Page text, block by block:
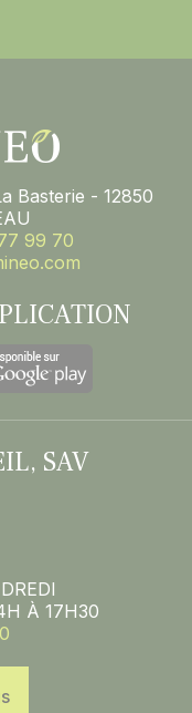
Basterie - 12850
99 70
SAV
À 17H30